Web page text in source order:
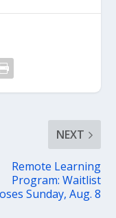
NEXT
Remote Learning
Program: Waitlist
Sunday, Aug. 8